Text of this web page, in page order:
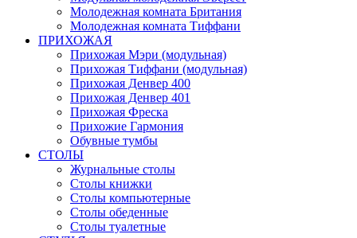
Молодежная комната Британия
Молодежная комната Тиффани
ПРИХОЖАЯ
Прихожая Мэри (модульная)
Прихожая Тиффани (модульная)
Прихожая Денвер 400
Прихожая Денвер 401
Прихожая Фреска
Прихожие Гармония
Обувные тумбы
СТОЛЫ
Журнальные столы
Столы книжки
Столы компьютерные
Столы обеденные
Столы туалетные